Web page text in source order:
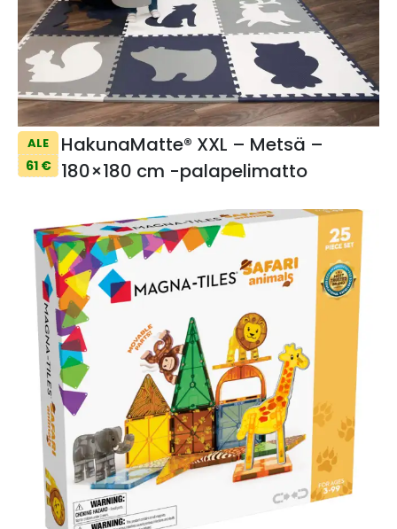
ALE
61 €
HakunaMatte® XXL – Metsä –
180×180 cm -palapelimatto